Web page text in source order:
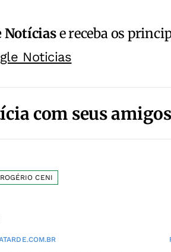
Notíciase receba os
Noticias
com seus amigos
ROGÉRIO CENI